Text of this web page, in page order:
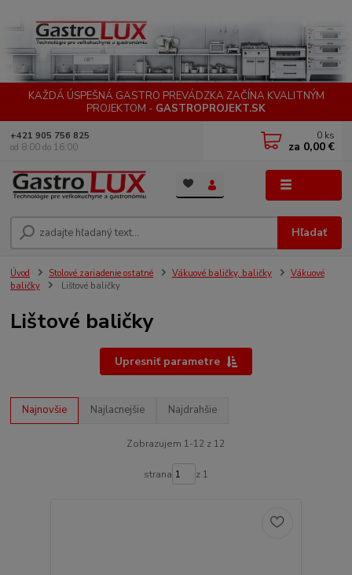
KAŽDÁ ÚSPEŠNÁ GASTRO PREVÁDZKA ZAČÍNA KVALITNÝM
PROJEKTOM - GASTROPROJEKT.SK
Hľadať
+421 905 756 825
od 8:00 do 16:00
0 ks
za 0,00 €
Úvod Stolové zariadenie ostatné Vákuové baličky, baličky
Vákuové
baličky
Lištové baličky
Lištové baličky
Upresniť parametre
Najnovšie Najlacnejšie Najdrahšie
Zobrazujem 1-12 z 12
strana z 1